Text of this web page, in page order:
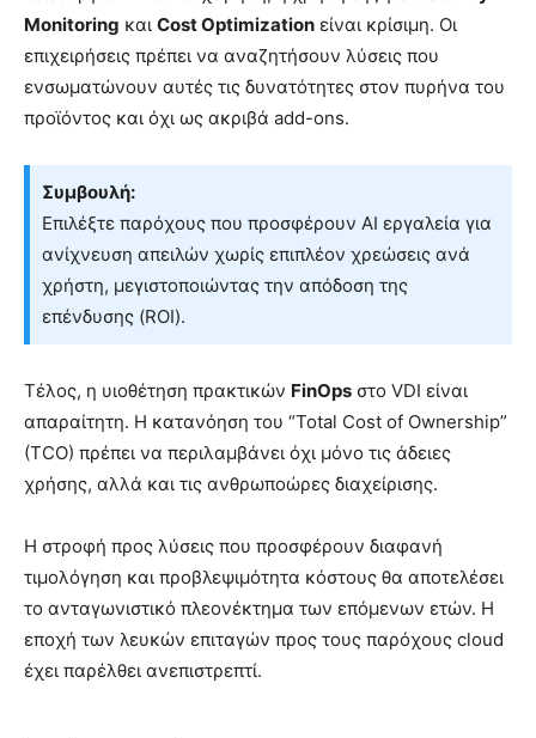
Monitoring και Cost Optimization είναι κρίσιμη. Οι
επιχειρήσεις πρέπει να αναζητήσουν λύσεις που
ενσωματώνουν αυτές τις δυνατότητες στον πυρήνα του
προϊόντος και όχι ως ακριβά add-ons.
Συμβουλή:
Επιλέξτε παρόχους που προσφέρουν AI εργαλεία για
ανίχνευση απειλών χωρίς επιπλέον χρεώσεις ανά
χρήστη, μεγιστοποιώντας την απόδοση της
επένδυσης (ROI).
Τέλος, η υιοθέτηση πρακτικών FinOps στο VDI είναι
απαραίτητη. Η κατανόηση του “Total Cost of Ownership”
(TCO) πρέπει να περιλαμβάνει όχι μόνο τις άδειες
χρήσης, αλλά και τις ανθρωποώρες διαχείρισης.
Η στροφή προς λύσεις που προσφέρουν διαφανή
τιμολόγηση και προβλεψιμότητα κόστους θα αποτελέσει
το ανταγωνιστικό πλεονέκτημα των επόμενων ετών. Η
εποχή των λευκών επιταγών προς τους παρόχους cloud
έχει παρέλθει ανεπιστρεπτί.